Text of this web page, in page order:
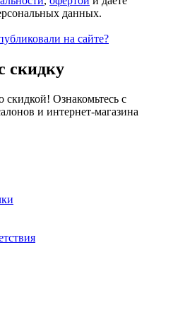
данных.
на сайте?
скидку
Ознакомьтесь с
и интернет-магазина